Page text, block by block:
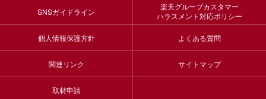
SNSガイドライン
楽天グループカスタマー
ハラスメント対応ポリシー
個人情報保護方針 よくある質問
関連リンク サイトマップ
取材申請